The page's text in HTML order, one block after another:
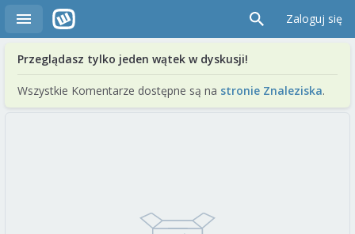
Zaloguj się
Przeglądasz tylko jeden wątek w dyskusji!
Wszystkie Komentarze dostępne są na stronie Znaleziska.